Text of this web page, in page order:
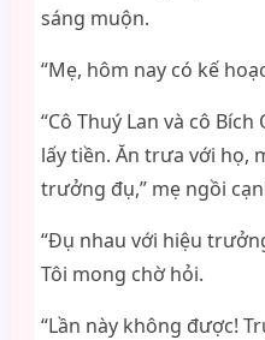
sáng muộn.
“Mẹ, hôm nay có kế
“Cô Thuý Lan và cô
lấy tiền. Ăn trưa với họ,
trưởng đụ,” mẹ ngồi
“Đụ nhau với hiệu
Tôi mong chờ hỏi.
“Lần này không được!